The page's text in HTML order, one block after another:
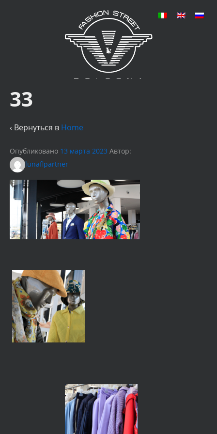
33
‹ Вернуться в Home
Опубликовано 13 марта 2023 Автор:
lunaflpartner